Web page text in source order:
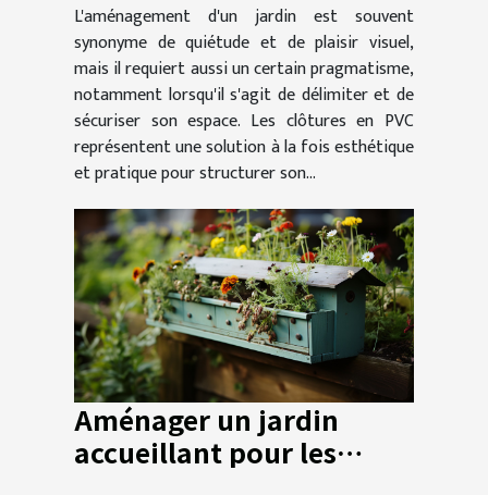
jardin
L'aménagement d'un jardin est souvent
synonyme de quiétude et de plaisir visuel,
mais il requiert aussi un certain pragmatisme,
notamment lorsqu'il s'agit de délimiter et de
sécuriser son espace. Les clôtures en PVC
représentent une solution à la fois esthétique
et pratique pour structurer son...
Aménager un jardin
accueillant pour les